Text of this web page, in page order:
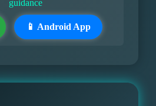
guidance
📱 Android App